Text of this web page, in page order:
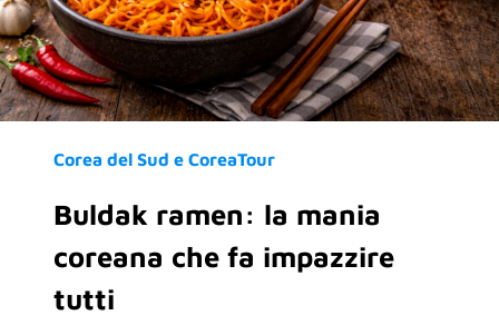
Corea del Sud e CoreaTour
Buldak ramen: la mania
coreana che fa impazzire
tutti